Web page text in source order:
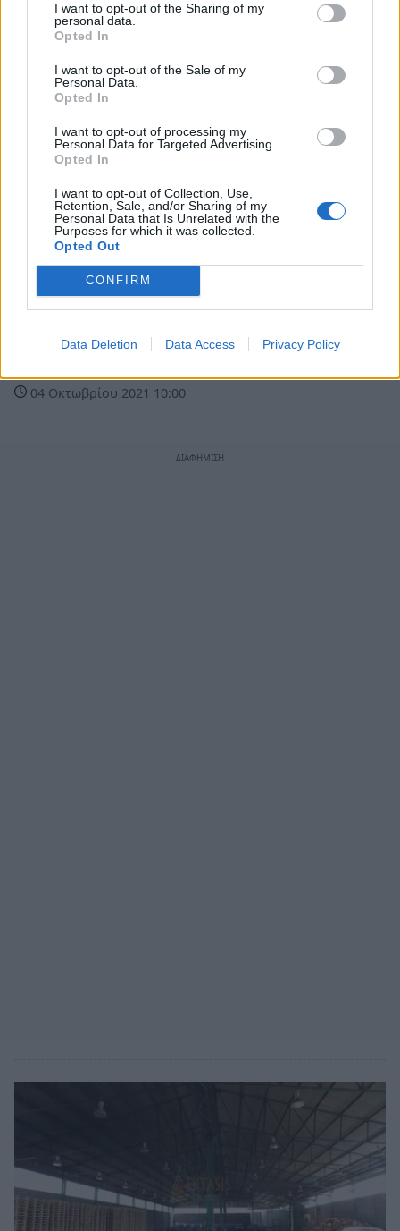
I want to opt-out of the Sharing of my
personal data.
Opted In
I want to opt-out of the Sale of my
Personal Data.
Opted In
I want to opt-out of processing my
Personal Data for Targeted Advertising.
Opted In
I want to opt-out of Collection, Use,
Retention, Sale, and/or Sharing of my
Personal Data that Is Unrelated with the
Purposes for which it was collected.
Opted Out
CONFIRM
Data Deletion Data Access Privacy Policy
05 Οκτωβρίου 2021 12:00
Αγγελίες
Πωλείται επιχείρηση καφέ σε κεντρικό
04 Οκτωβρίου 2021 10:00